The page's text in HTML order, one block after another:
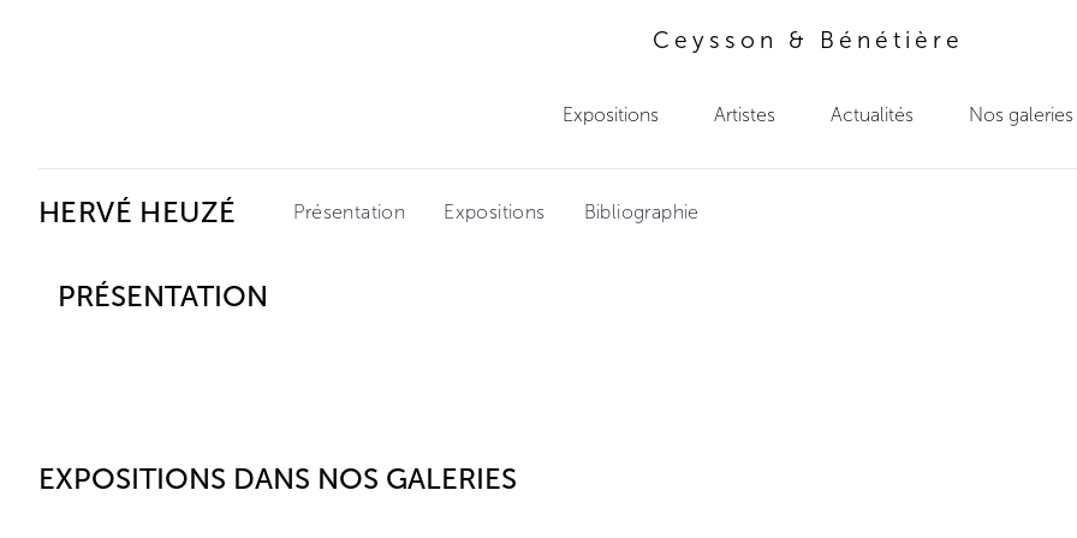
Ceysson & Bénétière
Expositions Artistes Actualités Nos galeries
HERVÉ HEUZÉ Présentation Expositions Bibliographie
PRÉSENTATION
EXPOSITIONS DANS NOS GALERIES